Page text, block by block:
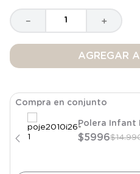
＋
－
AGREGAR
Compra en conjunto
Polera Infant
$5996$14.